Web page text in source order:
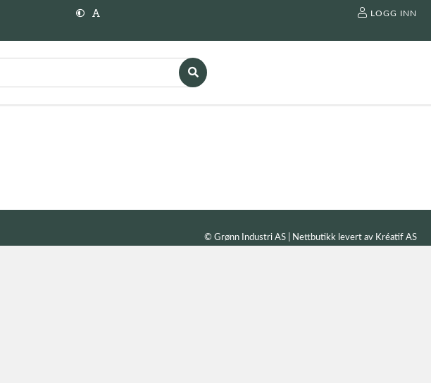
LOGG INN
© Grønn Industri AS | Nettbutikk levert av Kréatif AS